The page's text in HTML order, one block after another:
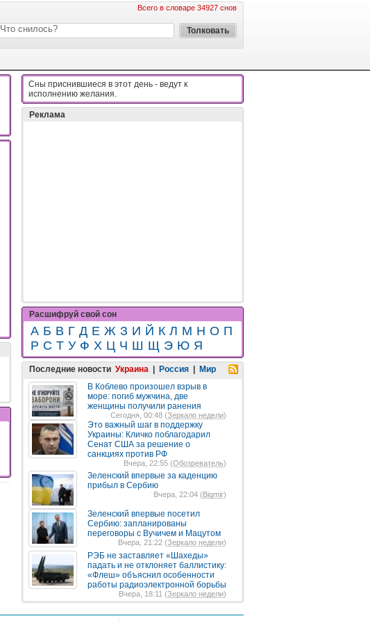
Всего в словаре 34927 снов
Сны приснившиеся в этот день - вeдyт к
иcпoлнeнию жeлaния.
Реклама
Расшифруй свой сон
А Б В Г Д Е Ж З И Й К Л М Н О П
Р С Т У Ф Х Ц Ч Ш Щ Э Ю Я
Последние новости Украина Россия
Мир
В Коблево произошел взрыв в
море: погиб мужчина, две
женщины получили ранения
Сегодня, 00:48 (Зеркало недели)
Это важный шаг в поддержку
Украины: Кличко поблагодарил
Сенат США за решение о
санкциях против РФ
Вчера, 22:55 (Обозреватель)
Зеленский впервые за каденцию
прибыл в Сербию
Вчера, 22:04 (Bigmir)
Зеленский впервые посетил
Сербию: запланированы
переговоры с Вучичем и Мацутом
Вчера, 21:22 (Зеркало недели)
РЭБ не заставляет «Шахеды»
падать и не отклоняет баллистику:
«Флеш» объяснил особенности
работы радиоэлектронной борьбы
Вчера, 18:11 (Зеркало недели)